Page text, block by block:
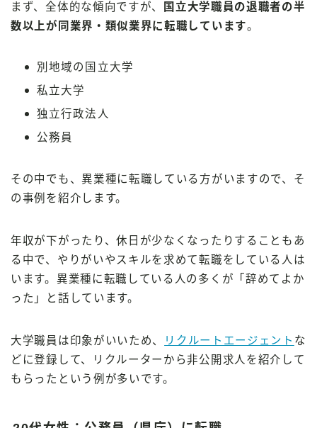
まず、全体的な傾向ですが、
国立大学職員の退職者の半
数以上が同業界・類似業界に転職しています。
別地域の国立大学
私立大学
独立行政法人
公務員
その中でも、異業種に転職している方がいますので、そ
の事例を紹介します。
年収が下がったり、休日が少なくなったりすることもあ
る中で、やりがいやスキルを求めて転職をしている人は
います。異業種に転職している人の多くが「辞めてよか
った」と話しています。
大学職員は印象がいいため、 リクルートエージェント な
どに登録して、リクルーターから非公開求人を紹介して
もらったという例が多いです。